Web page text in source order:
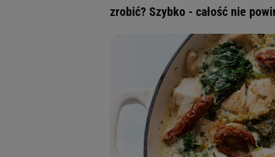
zrobić? Szybko - całość nie
badnie odbiorców i